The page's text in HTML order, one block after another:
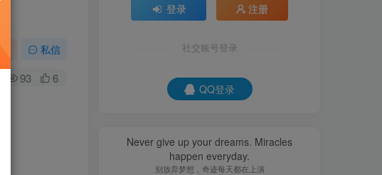
私信
93 6
登录 注册
社交账号登录
QQ登录
Never give up your dreams. Miracles
happen everyday.
别放弃梦想，奇迹每天都在上演